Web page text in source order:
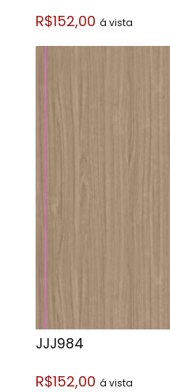
R$152,00 á vista
JJJ984
R$152,00 á vista